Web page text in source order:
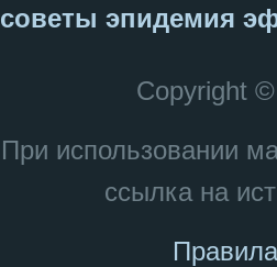
советы эпидемия
Copyright
При использовании
ссылка на